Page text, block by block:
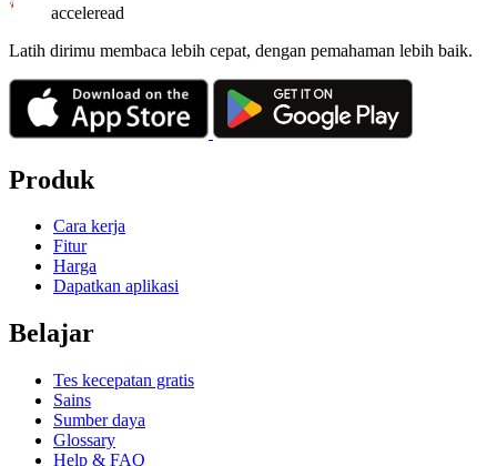
acceleread
Latih dirimu membaca lebih cepat, dengan pemahaman lebih baik.
Produk
Cara kerja
Fitur
Harga
Dapatkan aplikasi
Belajar
Tes kecepatan gratis
Sains
Sumber daya
Glossary
Help & FAQ